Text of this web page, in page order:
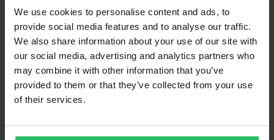
We use cookies to personalise content and ads, to
provide social media features and to analyse our traffic.
We also share information about your use of our site with
our social media, advertising and analytics partners who
may combine it with other information that you’ve
provided to them or that they’ve collected from your use
of their services.
8 189 kr -38%
Lyddemper Mivv Suono Stål Svart
2 289 kr -17%
2 749 kr
Slip-On MIVV MK3 Karbon
Superpris!